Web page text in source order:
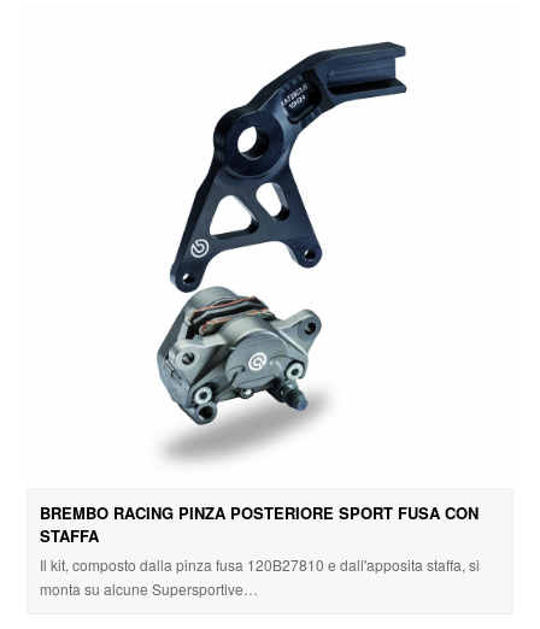
BREMBO RACING PINZA POSTERIORE SPORT FUSA CON
STAFFA
Il kit, composto dalla pinza fusa 120B27810 e dall'apposita staffa, si
monta su alcune Supersportive…